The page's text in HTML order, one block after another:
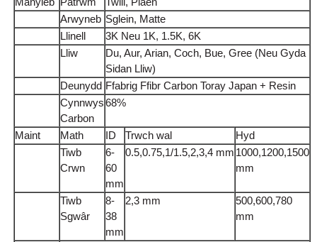
Arwyneb Sglein, Matte
Llinell
3K Neu 1K, 1.5K, 6K
Lliw
Du, Aur, Arian, Coch, Bue, Gree (Neu Gyda
Sidan Lliw)
Deunydd Ffabrig Ffibr Carbon Toray Japan + Resin
Cynnwys
Carbon
68%
Maint Math ID Trwch wal
Hyd
Tiwb
Crwn
6-
60
mm
0.5,0.75,1/1.5,2,3,4 mm 1000,1200,1500
mm
Tiwb
Sgwâr
8-
38
mm
2,3 mm
500,600,780
mm